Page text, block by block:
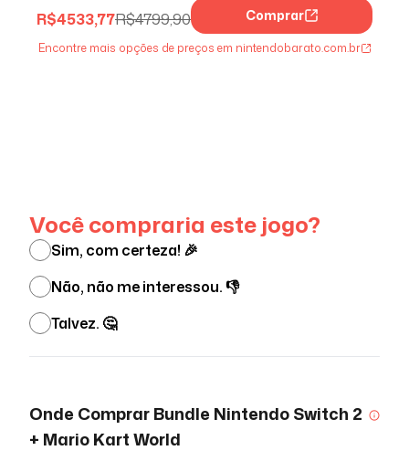
R$4533,77R$4799,90 Comprar
Encontre mais opções de preços em nintendobarato.com.br
Você compraria este jogo?
Sim, com certeza! 🎉
Não, não me interessou. 👎
Talvez. 🤔
Onde ComprarBundle Nintendo Switch 2
+ Mario Kart World